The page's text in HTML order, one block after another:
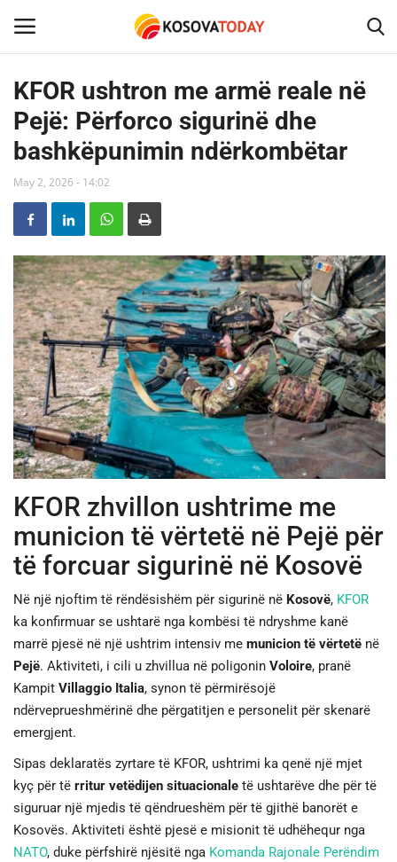
Home
KOSOVA
SHQIPERIA
MAQEDONIA
SHOWBIZ
BOTA
TECH
JETA
SPORTI
SHENDETI
KFOR ushtron me armë reale në
Pejë: Përforco sigurinë dhe
bashkëpunimin ndërkombëtar
May 2, 2026 - 14:02
KFOR zhvillon ushtrime me
municion të vërtetë në Pejë për
të forcuar sigurinë në Kosovë
Në një njoftim të rëndësishëm për sigurinë në Kosovë, KFOR
ka konfirmuar se ushtarë nga kombësi të ndryshme kanë
marrë pjesë në një ushtrim intensiv me municion të vërtetë në
Pejë. Aktiviteti, i cili u zhvillua në poligonin Voloire, pranë
Kampit Villaggio Italia, synon të përmirësojë
ndërveprueshmërinë dhe përgatitjen e personelit për skenarë
emergjent.
Sipas deklaratës zyrtare të KFOR, ushtrimi ka qenë një mjet
kyç për të rritur vetëdijen situacionale të ushtarëve dhe për të
siguruar një mjedis të qëndrueshëm për të gjithë banorët e
Kosovës. Aktiviteti është pjesë e misionit të udhëhequr nga
NATO, duke përfshirë njësitë nga Komanda Rajonale Perëndim